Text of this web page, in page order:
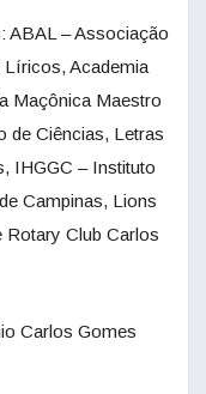
ABAL – Associação
Líricos, Academia
Maçônica Maestro
de Ciências, Letras
IHGGC – Instituto
Campinas, Lions
Rotary Club Carlos
Carlos Gomes